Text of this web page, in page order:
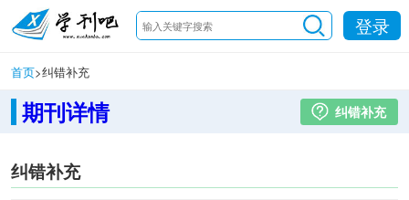
登录
首页>纠错补充
期刊详情 纠错补充
纠错补充